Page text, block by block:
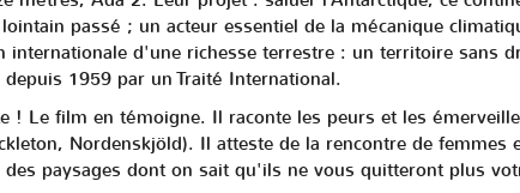
passé ; un acteur essentiel de la mécanique
internationale d'une richesse terrestre : un territoire sans
1959 par un Traité International.
! Le film en témoigne. Il raconte les peurs et les
Nordenskjöld). Il atteste de la rencontre de
paysages dont on sait qu'ils ne vous quitteront plus